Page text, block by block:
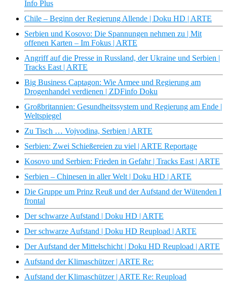
Info Plus
Chile – Beginn der Regierung Allende | Doku HD | ARTE
Serbien und Kosovo: Die Spannungen nehmen zu | Mit
offenen Karten – Im Fokus | ARTE
Angriff auf die Presse in Russland, der Ukraine und Serbien |
Tracks East | ARTE
Big Business Captagon: Wie Armee und Regierung am
Drogenhandel verdienen | ZDFinfo Doku
Großbritannien: Gesundheitssystem und Regierung am Ende |
Weltspiegel
Zu Tisch … Vojvodina, Serbien | ARTE
Serbien: Zwei Schießereien zu viel | ARTE Reportage
Kosovo und Serbien: Frieden in Gefahr | Tracks East | ARTE
Serbien – Chinesen in aller Welt | Doku HD | ARTE
Die Gruppe um Prinz Reuß und der Aufstand der Wütenden I
frontal
Der schwarze Aufstand | Doku HD | ARTE
Der schwarze Aufstand | Doku HD Reupload | ARTE
Der Aufstand der Mittelschicht | Doku HD Reupload | ARTE
Aufstand der Klimaschützer | ARTE Re:
Aufstand der Klimaschützer | ARTE Re: Reupload